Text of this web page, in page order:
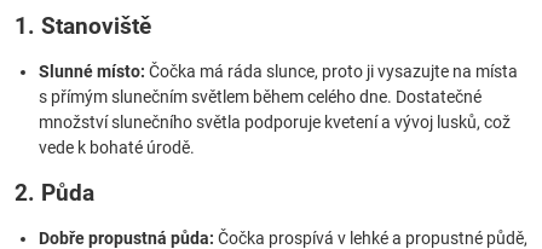
1. Stanoviště
Slunné místo: Čočka má ráda slunce, proto ji vysazujte na místa
s přímým slunečním světlem během celého dne. Dostatečné
množství slunečního světla podporuje kvetení a vývoj lusků, což
vede k bohaté úrodě.
2. Půda
Dobře propustná půda: Čočka prospívá v lehké a propustné půdě,